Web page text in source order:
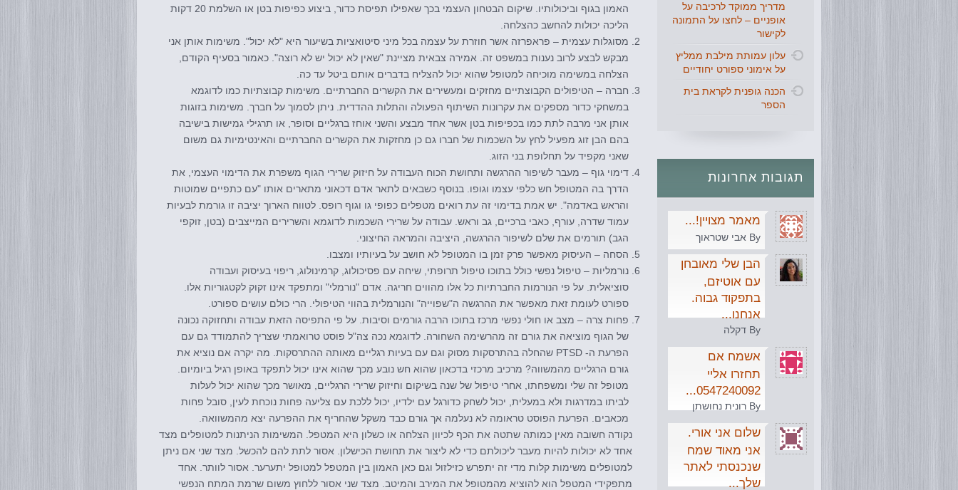
האמון בגוף וביכולותיו. שיקום הבטחון העצמי בכך שאפילו תפיסת כדור, ביצוע כפיפות בטן או השלמת 20 דקות
הליכה יכולות להחשב כהצלחה.
מסוגלות עצמית – פראפרזה אשר חוזרת על עצמה בכל מיני סיטואציות בשיעור היא "לא יכול". משימות אותן אני
מבקש לבצע לרוב נענות במשפט זה. אמירה צבאית מציינת "שאין לא יכול יש לא רוצה". כאמור בסעיף הקודם,
הצלחה במשימה מוכיחה למטופל שהוא יכול להצליח בדברים אותם ביטל עד כה.
חברה – הטיפולים הקבוצתיים מחזקים ומעשירים את הקשרים החברתיים. משימות קבוצתיות כמו לדוגמא
במשחקי כדור מספקים את עקרונות השיתוף הפעולה והתלות ההדדית. ניתן לסמוך על חברך. משימות בזוגות
אותן אני מרבה לתת כמו בכפיפות בטן אשר אחד מבצע והשני אוחז ברגליים וסופר, או תרגילי גמישות בישיבה
בהם הבן זוג מפעיל לחץ על השכמות של חברו גם כן מחזקות את הקשרים החברתיים והאינטימיות גם משום
שאני מקפיד על תחלופת בני הזוג.
דימוי גוף – מעבר לשיפור ההרגשה ותחושת הכוח העבודה על חיזוק שרירי הגוף משפרת את הדימוי העצמי, את
הדרך בה המטופל חש כלפי עצמו וגופו. בנוסף כשבאים לתאר אדם דכאוני מתארים אותו "עם כתפיים שמוטות
והראש באדמה". יש אמת בדימוי זה עת רואים מטפלים כפופי גו וגוף רופס. לטווח הארוך יציבה זו גורמת לבעיות
עמוד שדרה, עורף, כאבי ברכיים, גב וראש. עבודה על שרירי השכמות לדוגמא והשרירים המייצבים (בטן, זוקפי
הגב) תורמים את שלם לשיפור ההרגשה, היציבה והמראה החיצוני.
הסחה – העיסוק מאפשר פרק זמן בו המטופל לא חושב על בעיותיו ומצבו.
נורמליות – טיפול נפשי כולל בתוכו טיפול תרופתי, שיחה עם פסיכולוג, קרמינולוג, ריפוי בעיסוק ועבודה
סוציאלית. על פי הנורמות החברתיות כל אלו מהווים חריגה. אדם "נורמלי" ומתפקד אינו זקוק לקטגוריות אלו.
ספורט לעומת זאת מאפשר את ההרגשה ה"שפוייה" והנורמלית בהווי הטיפולי. הרי כולם עושים ספורט.
פחות צרה – מצב או חולי נפשי מרכז בתוכו הרבה גורמים וסיבות. על פי התפיסה הזאת עבודה ותחזוקה נכונה
של הגוף מוציאה את גורם זה מהרשימה השחורה. לדוגמא נכה צה"ל פוסט טרואמתי שצריך להתמודד גם עם
הפרעת ה- PTSD שהחלה בהתרסקות מסוק וגם עם בעיות רגליים מאותה ההתרסקות. מה יקרה אם נוציא את
גורם הרגליים מהמשווה? מרכיב מרכזי בדכאון שהוא חש נובע מכך שהוא אינו יכול לתפקד באופן רגיל ביומיום.
מטופל זה שלי ומשפחתו, אחרי טיפול של שנה בשיקום וחיזוק שרירי הרגליים, מאושר מכך שהוא יכול לעלות
לביתו במדרגות ולא במעלית, יכול לשחק כדורגל עם ילדיו, יכול ללכת עם צליעה פחות נוכחת לעין, סובל פחות
מכאבים. הפרעת הפוסט טראומה לא נעלמה אך גורם כבד משקל שהחריף את ההפרעה יצא מהמשוואה.
נקודה חשובה מאין כמותה שתטה את הכף לכיוון הצלחה או כשלון היא המטפל. המשימות הניתנות למטופלים מצד
אחד לא יכולות להיות מעבר ליכולתם כדי לא ליצור את תחושת הכישלון. אסור לתת להם להכשל. מצד שני אם ניתן
למטופלים משימות קלות מדי זה יתפרש כזילזול וגם כאן האמון בין המטפל למטופל יתערער. אסור לוותר. אחד
מתפקידי המטפל הוא להוציא מהמטופל את המירב והמיטב. מצד שני אסור ללחוץ משום שרמת המתח הנפשי
מדריך ממוקד לרכיבה על
אופניים – לחצו על התמונה
לקישור
עלון עמותת מילבת ממליץ
על אימוני ספורט יחודיים
הכנה גופנית לקראת בית
הספר
תגובות אחרונות
מאמר מצויין!...
By אבי שטראוך
הבן שלי מאובחן
עם אוטיזם,
בתפקוד גבוה.
אנחנו...
By דקלה
אשמח אם
תחזרו אליי
0547240092...
By רונית נחושתן
שלום אני אורי.
אני מאוד שמח
שנכנסתי לאתר
שלך...